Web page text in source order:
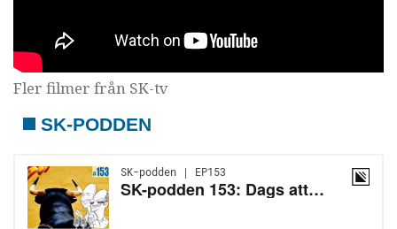
Fler filmer från SK-tv
SK-PODDEN